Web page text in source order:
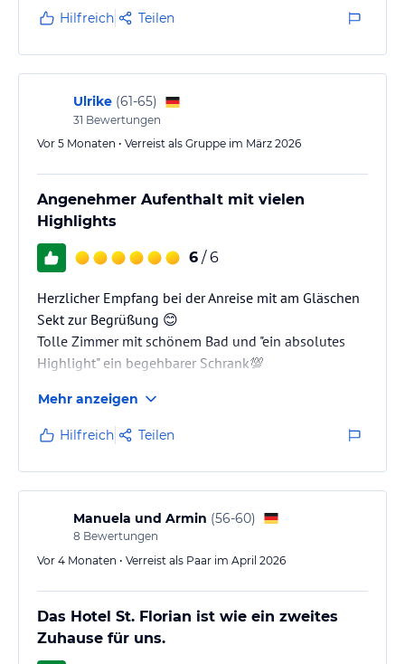
jeweiligen Veranstalters.
Lichtkonzept (zb indirekt bei Bett).
Ausstattung Top. Kühlschrank, Bademantel,
Badetücher,.... alles da.
Restaurant mit angenehmer Athmosphäre, ehrlichen
aber auch originellen Gerichten liebevoll angerichtet,
serviert von bodenständig freundlichem und
Hilfreich Teilen
Ulrike (61-65)
31 Bewertungen
Vor 5 Monaten • Verreist als Gruppe im März 2026
Angenehmer Aufenthalt mit vielen
Highlights
6 / 6
Herzlicher Empfang bei der Anreise mit am Gläschen
Sekt zur Begrüßung 😊
Tolle Zimmer mit schönem Bad und "ein absolutes
Highlight" ein begehbarer Schrank💯
sind, Wünsche zu erfüllen
Mehr anzeigen
Hilfreich Teilen
Manuela und Armin (56-60)
8 Bewertungen
Vor 4 Monaten • Verreist als Paar im April 2026
Das Hotel St. Florian ist wie ein zweites
Zuhause für uns.